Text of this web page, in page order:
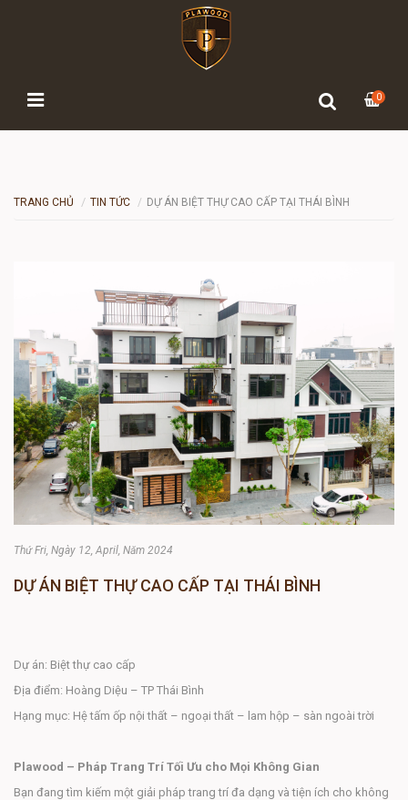
0
TRANG CHỦ TIN TỨC DỰ ÁN BIỆT THỰ CAO CẤP TẠI THÁI BÌNH
Thứ Fri, Ngày 12, April, Năm 2024
DỰ ÁN BIỆT THỰ CAO CẤP TẠI THÁI BÌNH
Dự án: Biệt thự cao cấp
Địa điểm: Hoàng Diệu – TP Thái Bình
Hạng mục: Hệ tấm ốp nội thất – ngoại thất – lam hộp – sàn ngoài trời
Plawood – Pháp Trang Trí Tối Ưu cho Mọi Không Gian
Bạn đang tìm kiếm một giải pháp trang trí đa dạng và tiện ích cho không